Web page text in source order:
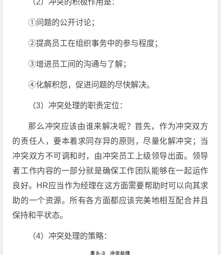
（2）冲突的积极作用是：
①问题的公开讨论；
②提高员工在组织事务中的参与程度；
③增进员工间的沟通与了解；
④化解积怨，促进问题的尽快解决。
（3）冲突处理的职责定位：
那么冲突应该由谁来解决呢？首先，作为冲突双方
的责任人，要本着求同存异的原则，尽量化解冲突；当
冲突双方不可调和时，由冲突员工上级领导出面。领导
者工作内容的一部分就是确保工作团队能够在一起运作
良好。HR应当作为经理在这方面需要帮助时可以向其求
助的一个资源。所有各方面都应该完美地相互配合并且
保持和平状态。
（4）冲突处理的策略：